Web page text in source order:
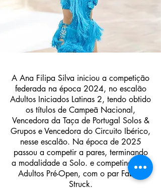
A Ana Filipa Silva iniciou a competição
federada na época 2024, no escalão
Adultos Iniciados Latinas 2, tendo obtido
os títulos de Campeã Nacional,
Vencedora da Taça de Portugal Solos &
Grupos e Vencedora do Circuito Ibérico,
nesse escalão. Na época de 2025
passou a competir a pares, terminando
a modalidade a Solo. e competindo em
Adultos Pré-Open, com o par Fabios
Struck.